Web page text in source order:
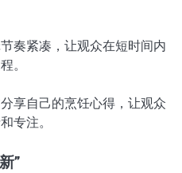
节奏紧凑，让观众在短时间内
。
分享自己的烹饪心得，让观众
专注。
”